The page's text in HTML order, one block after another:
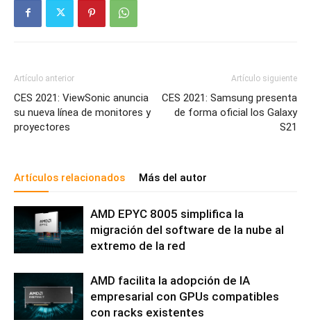
Artículo anterior
CES 2021: ViewSonic anuncia
su nueva línea de monitores y
proyectores
Artículo siguiente
CES 2021: Samsung presenta
de forma oficial los Galaxy
S21
Artículos relacionados Más del autor
AMD EPYC 8005 simplifica la
migración del software de la nube al
extremo de la red
AMD facilita la adopción de IA
empresarial con GPUs compatibles
con racks existentes